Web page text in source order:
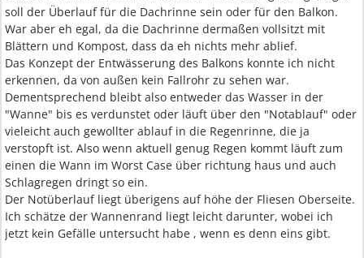
soll der Überlauf für die Dachrinne sein oder für den Balkon.
War aber eh egal, da die Dachrinne dermaßen vollsitzt mit
Blättern und Kompost, dass da eh nichts mehr ablief.
Das Konzept der Entwässerung des Balkons konnte ich nicht
erkennen, da von außen kein Fallrohr zu sehen war.
Dementsprechend bleibt also entweder das Wasser in der
"Wanne" bis es verdunstet oder läuft über den "Notablauf" oder
vieleicht auch gewollter ablauf in die Regenrinne, die ja
verstopft ist. Also wenn aktuell genug Regen kommt läuft zum
einen die Wann im Worst Case über richtung haus und auch
Schlagregen dringt so ein.
Der Notüberlauf liegt überigens auf höhe der Fliesen Oberseite.
Ich schätze der Wannenrand liegt leicht darunter, wobei ich
jetzt kein Gefälle untersucht habe , wenn es denn eins gibt.